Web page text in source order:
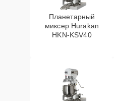
Планетарный
миксер Hurakan
HKN-KSV40